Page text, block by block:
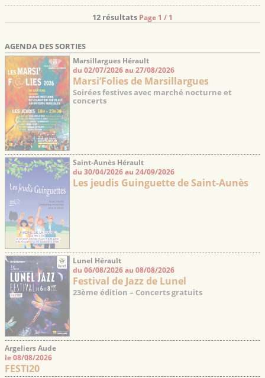
12 résultats Page 1 / 1
AGENDA DES SORTIES
Marsillargues Hérault
du 02/07/2026 au 27/08/2026
Marsi’Folies de Marsillargues
Soirées festives avec marché nocturne et
concerts
Saint-Aunès Hérault
du 30/04/2026 au 24/09/2026
Les jeudis Guinguette de Saint-Aunès
Lunel Hérault
du 06/08/2026 au 08/08/2026
Festival de Jazz de Lunel
23ème édition – Concerts gratuits
Argeliers Aude
le 08/08/2026
FESTI20